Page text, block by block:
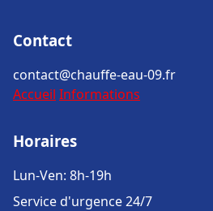
Contact
contact@chauffe-eau-09.fr
Accueil Informations
Horaires
Lun-Ven: 8h-19h
Service d'urgence 24/7